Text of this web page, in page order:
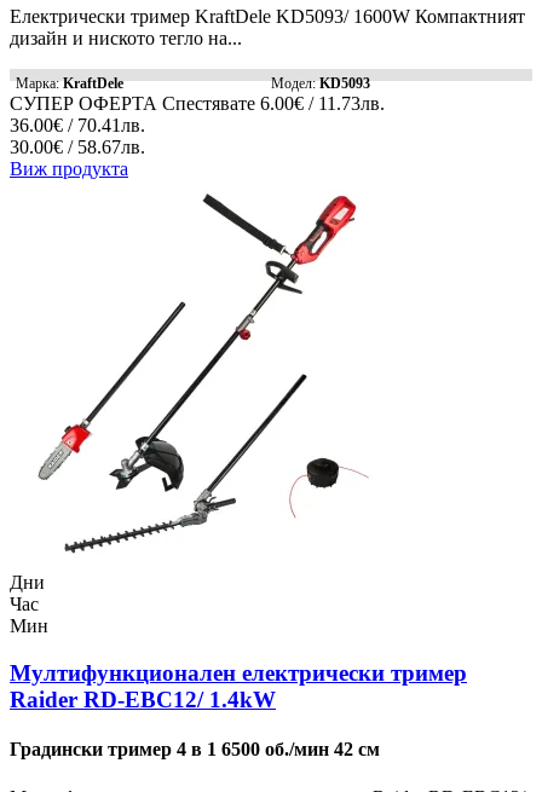
Електрически тример KraftDele KD5093/ 1600W Компактният
дизайн и ниското тегло на...
Марка:KraftDele Модел:KD5093
СУПЕР ОФЕРТА Спестявате 6.00€ / 11.73лв.
36.00€ / 70.41лв.
30.00€ / 58.67лв.
Виж продукта
Дни
Час
Мин
Мултифункционален електрически тример
Raider RD-EBC12/ 1.4kW
Градински тример 4 в 1 6500 об./мин 42 см